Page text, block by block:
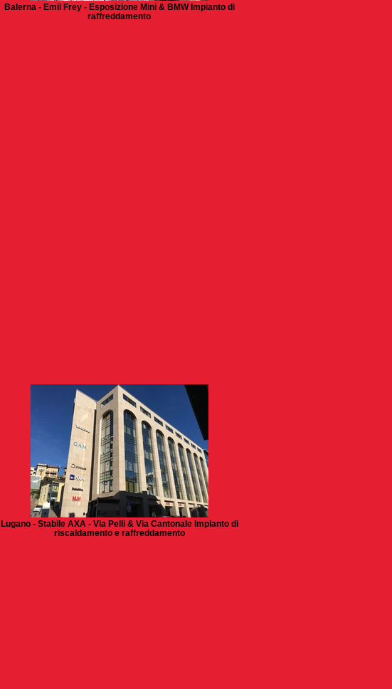
Balerna - Emil Frey - Esposizione Mini & BMW Impianto di
raffreddamento
Lugano - Stabile AXA - Via Pelli & Via Cantonale Impianto di
riscaldamento e raffreddamento